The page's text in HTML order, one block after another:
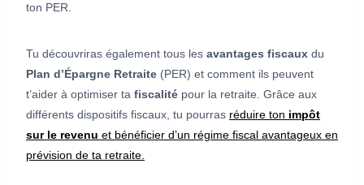
ton PER.
Tu découvriras également tous les avantages fiscaux du
Plan d’Épargne Retraite (PER) et comment ils peuvent
t’aider à optimiser ta fiscalité pour la retraite. Grâce aux
différents dispositifs fiscaux, tu pourras réduire ton impôt
sur le revenu et bénéficier d’un régime fiscal avantageux en
prévision de ta retraite.